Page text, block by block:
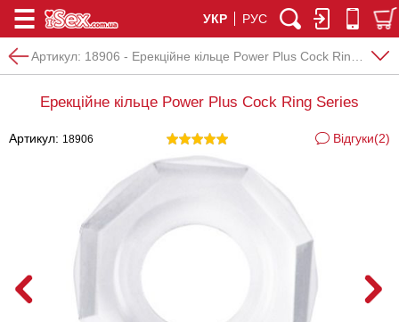
УКР РУС
Артикул: 18906 - Ерекційне кільце Power Plus Cock Ring Series
Ерекційне кільце Power Plus Cock Ring Series
Артикул: 18906 Відгуки(2)